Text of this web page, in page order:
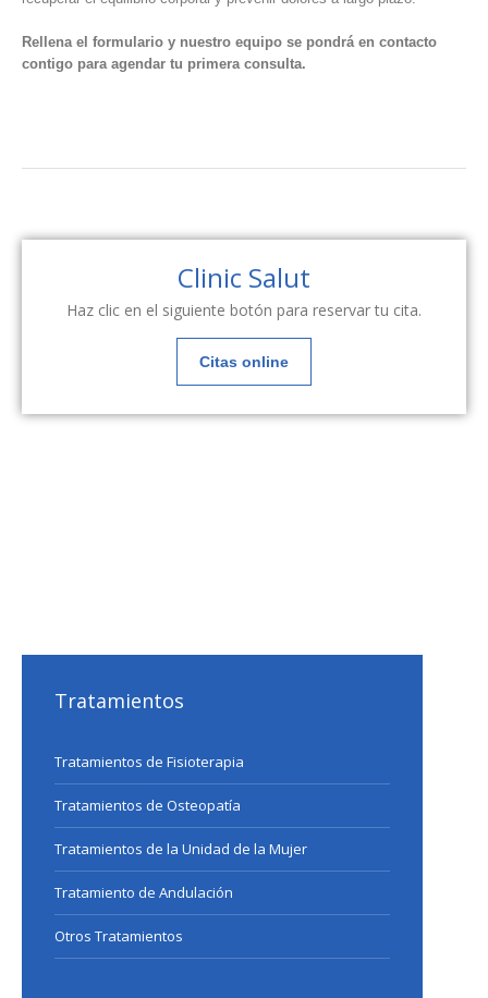
Rellena el formulario y nuestro equipo se pondrá en contacto
contigo para agendar tu primera consulta.
Clinic Salut
Haz clic en el siguiente botón para reservar tu cita.
Citas online
Tratamientos
Tratamientos de Fisioterapia
Tratamientos de Osteopatía
Tratamientos de la Unidad de la Mujer
Tratamiento de Andulación
Otros Tratamientos